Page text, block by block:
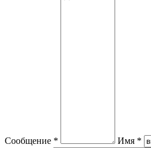
Сообщение *
Имя *